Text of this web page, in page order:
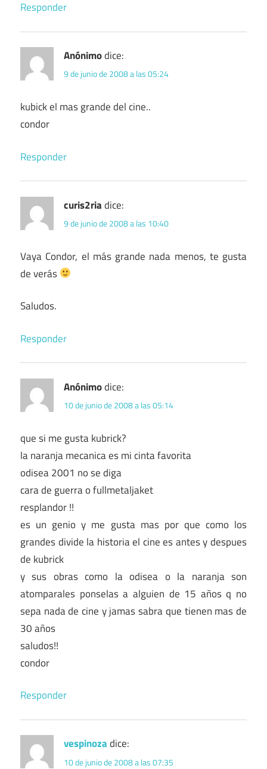
Responder
Anónimodice:
9 de junio de 2008 a las 05:24
kubick el mas grande del cine..
condor
Responder
curis2riadice:
9 de junio de 2008 a las 10:40
Vaya Condor, el más grande nada menos, te gusta
de verás
Saludos.
Responder
Anónimodice:
10 de junio de 2008 a las 05:14
que si me gusta kubrick?
la naranja mecanica es mi cinta favorita
odisea 2001 no se diga
cara de guerra o fullmetaljaket
resplandor !!
es un genio y me gusta mas por que como los
grandes divide la historia el cine es antes y despues
de kubrick
y sus obras como la odisea o la naranja son
atomparales ponselas a alguien de 15 años q no
sepa nada de cine y jamas sabra que tienen mas de
30 años
saludos!!
condor
Responder
vespinozadice:
10 de junio de 2008 a las 07:35